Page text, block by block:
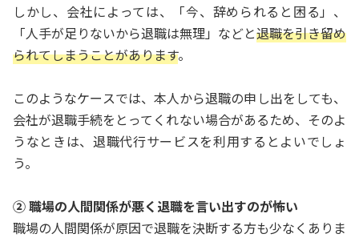
しかし、会社によっては、「今、辞められると困る」、
「人手が足りないから退職は無理」などと退職を引き留め
られてしまうことがあります。
このようなケースでは、本人から退職の申し出をしても、
会社が退職手続をとってくれない場合があるため、そのよ
うなときは、退職代行サービスを利用するとよいでしょ
う。
② 職場の人間関係が悪く退職を言い出すのが怖い
職場の人間関係が原因で退職を決断する方も少なくありま